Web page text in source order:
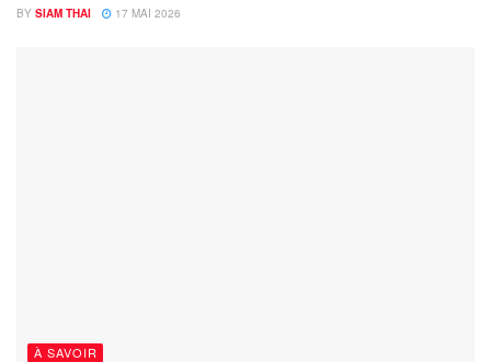
BY SIAM THAI 17 MAI 2026
À SAVOIR